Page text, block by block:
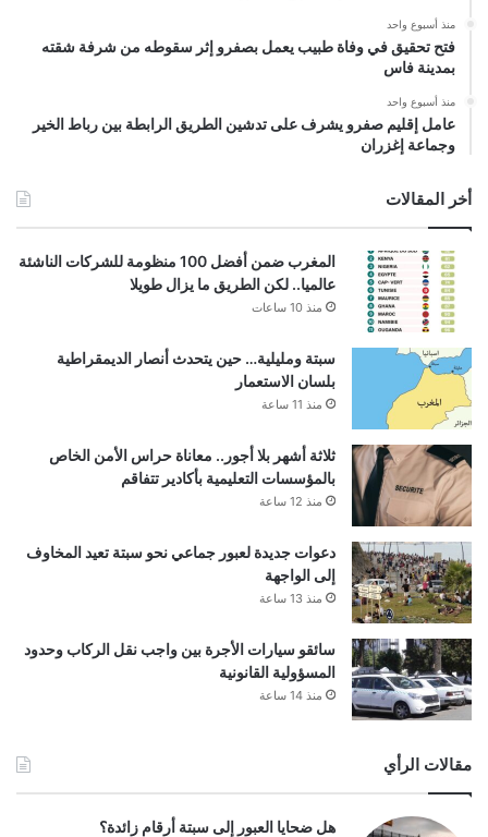
منذ أسبوع واحد
فتح تحقيق في وفاة طبيب يعمل بصفرو إثر سقوطه من شرفة شقته
بمدينة فاس
منذ أسبوع واحد
عامل إقليم صفرو يشرف على تدشين الطريق الرابطة بين رباط الخير
وجماعة إغزران
أخر المقالات
المغرب ضمن أفضل 100 منظومة للشركات الناشئة
عالميا.. لكن الطريق ما يزال طويلا
منذ 10 ساعات
سبتة ومليلية… حين يتحدث أنصار الديمقراطية
بلسان الاستعمار
منذ 11 ساعة
ثلاثة أشهر بلا أجور.. معاناة حراس الأمن الخاص
بالمؤسسات التعليمية بأكادير تتفاقم
منذ 12 ساعة
دعوات جديدة لعبور جماعي نحو سبتة تعيد المخاوف
إلى الواجهة
منذ 13 ساعة
سائقو سيارات الأجرة بين واجب نقل الركاب وحدود
المسؤولية القانونية
منذ 14 ساعة
مقالات الرأي
هل ضحايا العبور إلى سبتة أرقام زائدة؟